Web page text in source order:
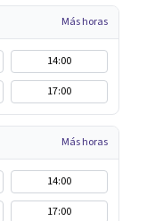
Más horas
14:00
17:00
Más horas
14:00
17:00